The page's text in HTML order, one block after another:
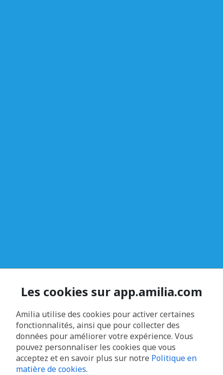
Les cookies sur app.amilia.com
Amilia utilise des cookies pour activer certaines
fonctionnalités, ainsi que pour collecter des
données pour améliorer votre expérience. Vous
pouvez personnaliser les cookies que vous
acceptez et en savoir plus sur notre Politique en
matière de cookies.